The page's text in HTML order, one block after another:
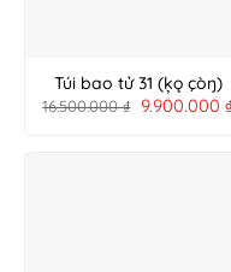
Túi bao tử 31 (ķǫ çòŋ)
16.500.000₫ 9.900.000